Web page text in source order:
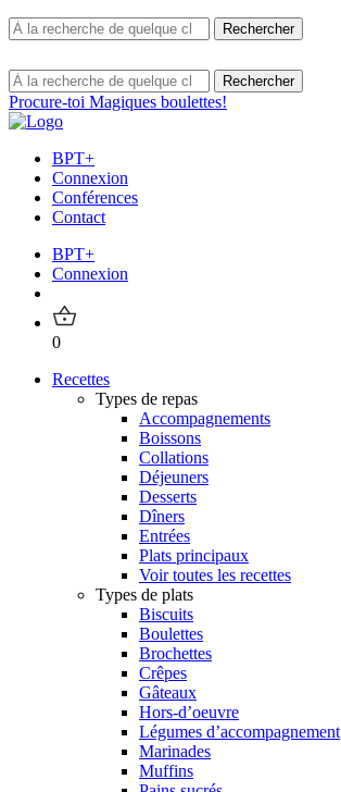
Procure-toi Magiques boulettes!
BPT+
Connexion
Conférences
Contact
BPT+
Connexion
0
Recettes
Types de repas
Accompagnements
Boissons
Collations
Déjeuners
Desserts
Dîners
Entrées
Plats principaux
Voir toutes les recettes
Types de plats
Biscuits
Boulettes
Brochettes
Crêpes
Gâteaux
Hors-d’oeuvre
Légumes d’accompagnement
Marinades
Muffins